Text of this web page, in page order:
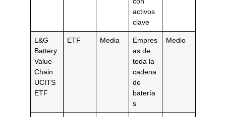
activos
clave
L&G
Battery
Value-
Chain
UCITS
ETF
ETF Media
Empres
as de
toda la
cadena
de
batería
s
Medio